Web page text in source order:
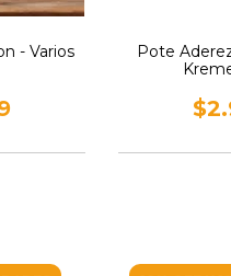
- Varios
Pote